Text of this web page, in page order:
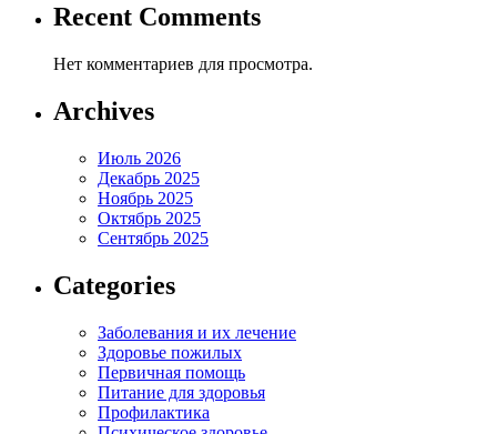
Recent Comments
Нет комментариев для просмотра.
Archives
Июль 2026
Декабрь 2025
Ноябрь 2025
Октябрь 2025
Сентябрь 2025
Categories
Заболевания и их лечение
Здоровье пожилых
Первичная помощь
Питание для здоровья
Профилактика